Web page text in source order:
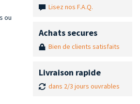
ou
Lisez nos F.A.Q.
Achats secures
Bien de clients satisfaits
Livraison rapide
dans 2/3 jours ouvrables